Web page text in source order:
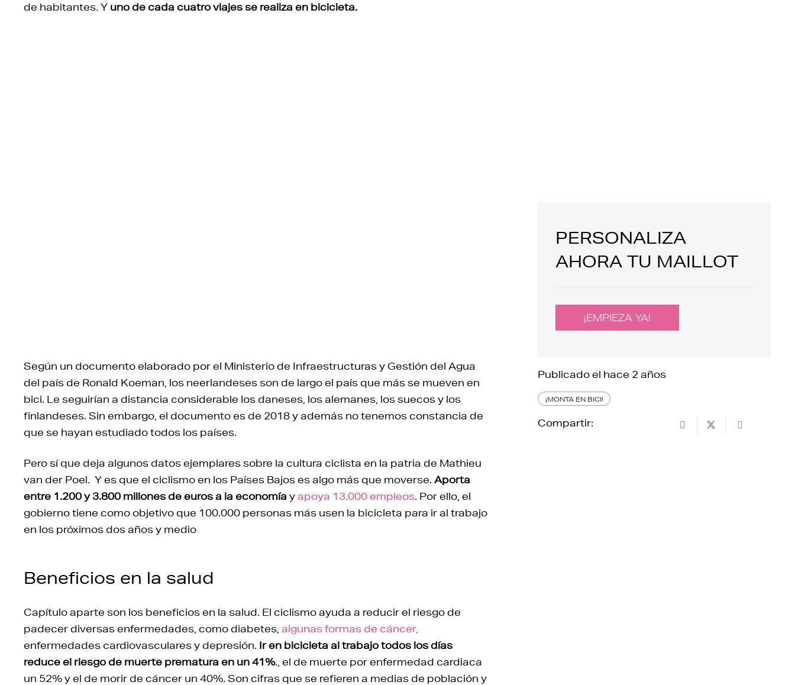
de habitantes. Y uno de cada cuatro viajes se realiza en bicicleta.
Según un documento elaborado por el Ministerio de Infraestructuras y Gestión del Agua
del país de Ronald Koeman, los neerlandeses son de largo el país que más se mueven en
bici. Le seguirían a distancia considerable los daneses, los alemanes, los suecos y los
finlandeses. Sin embargo, el documento es de 2018 y además no tenemos constancia de
que se hayan estudiado todos los países.
Pero sí que deja algunos datos ejemplares sobre la cultura ciclista en la patria de Mathieu
van der Poel. Y es que el ciclismo en los Países Bajos es algo más que moverse. Aporta
entre 1.200 y 3.800 millones de euros a la economía yapoya 13.000 empleos. Por ello, el
gobierno tiene como objetivo que 100.000 personas más usen la bicicleta para ir al trabajo
en los próximos dos años y medio
Beneficios en la salud
Capítulo aparte son los beneficios en la salud. El ciclismo ayuda a reducir el riesgo de
padecer diversas enfermedades, como diabetes, algunas formas de cáncer,
enfermedades cardiovasculares y depresión. Ir en bicicleta al trabajo todos los días
reduce el riesgo de muerte prematura en un 41%., el de muerte por enfermedad cardiaca
un 52% y el de morir de cáncer un 40%. Son cifras que se refieren a medias de población y
PERSONALIZA
AHORA TU MAILLOT
¡EMPIEZA YA!
Publicado el hace 2 años
¡MONTA EN BICI!
Compartir: